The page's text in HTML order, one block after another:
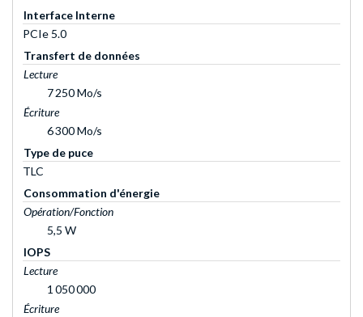
Interface Interne
PCIe 5.0
Transfert de données
Lecture
7 250 Mo/s
Écriture
6 300 Mo/s
Type de puce
TLC
Consommation d'énergie
Opération/Fonction
5,5 W
IOPS
Lecture
1 050 000
Écriture